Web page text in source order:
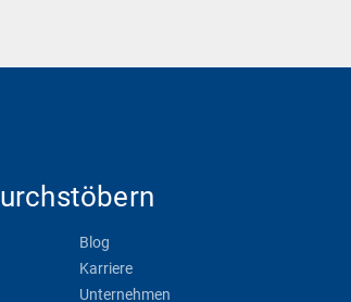
Blog
Karriere
Unternehmen